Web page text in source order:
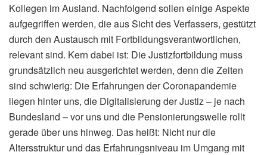
Kollegen im Ausland. Nachfolgend sollen einige Aspekte
aufgegriffen werden, die aus Sicht des Verfassers, gestützt
durch den Austausch mit Fortbildungsverantwortlichen,
relevant sind. Kern dabei ist: Die Justizfortbildung muss
grundsätzlich neu ausgerichtet werden, denn die Zeiten
sind schwierig: Die Erfahrungen der Coronapandemie
liegen hinter uns, die Digitalisierung der Justiz – je nach
Bundesland – vor uns und die Pensionierungswelle rollt
gerade über uns hinweg. Das heißt: Nicht nur die
Altersstruktur und das Erfahrungsniveau im Umgang mit